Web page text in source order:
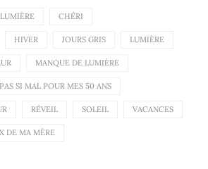
CHÉRI
HIVER JOURS GRIS LUMIÈRE
MANQUE DE LUMIÈRE
PAS SI MAL POUR MES 50 ANS
RÉVEIL SOLEIL VACANCES
DE MA MÈRE